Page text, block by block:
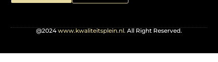
@2024 www.kwaliteitsplein.nl. All Right Reserved.